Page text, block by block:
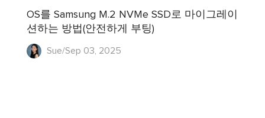
OS를 Samsung M.2 NVMe SSD로 마이그레이
션하는 방법(안전하게 부팅)
Sue/Sep 03, 2025